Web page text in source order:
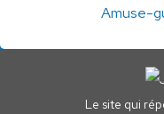
Amuse-
Le site qui